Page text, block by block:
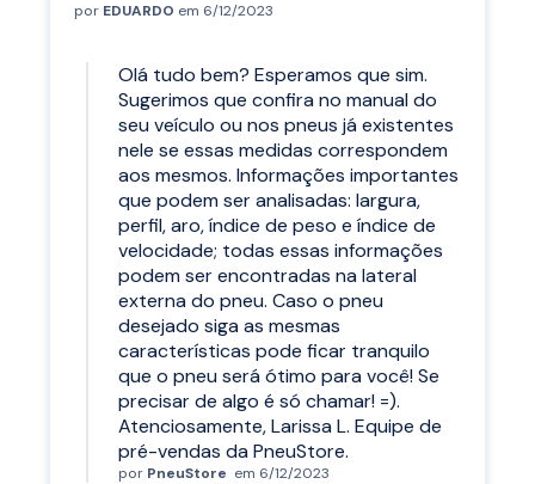
por EDUARDO em 6/12/2023
Olá tudo bem? Esperamos que sim.
Sugerimos que confira no manual do
seu veículo ou nos pneus já existentes
nele se essas medidas correspondem
aos mesmos. Informações importantes
que podem ser analisadas: largura,
perfil, aro, índice de peso e índice de
velocidade; todas essas informações
podem ser encontradas na lateral
externa do pneu. Caso o pneu
desejado siga as mesmas
características pode ficar tranquilo
que o pneu será ótimo para você! Se
precisar de algo é só chamar! =).
Atenciosamente, Larissa L. Equipe de
pré-vendas da PneuStore.
por PneuStore em 6/12/2023